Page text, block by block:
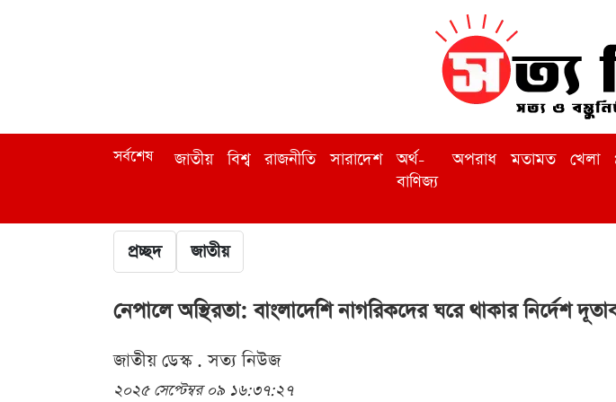
সর্বশেষ জাতীয় বিশ্ব রাজনীতি সারাদেশ
অর্থ-
বাণিজ্য
অপরাধ মতামত খেলা
প্রচ্ছদ জাতীয়
নেপালে অস্থিরতা: বাংলাদেশি নাগরিকদের ঘরে থাকার নির্দেশ
জাতীয় ডেস্ক . সত্য নিউজ
২০২৫ সেপ্টেম্বর ০৯ ১৬:৩৭:২৭